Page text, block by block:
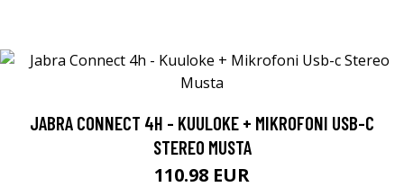
JABRA CONNECT 4H - KUULOKE + MIKROFONI USB-C
STEREO MUSTA
110.98 EUR